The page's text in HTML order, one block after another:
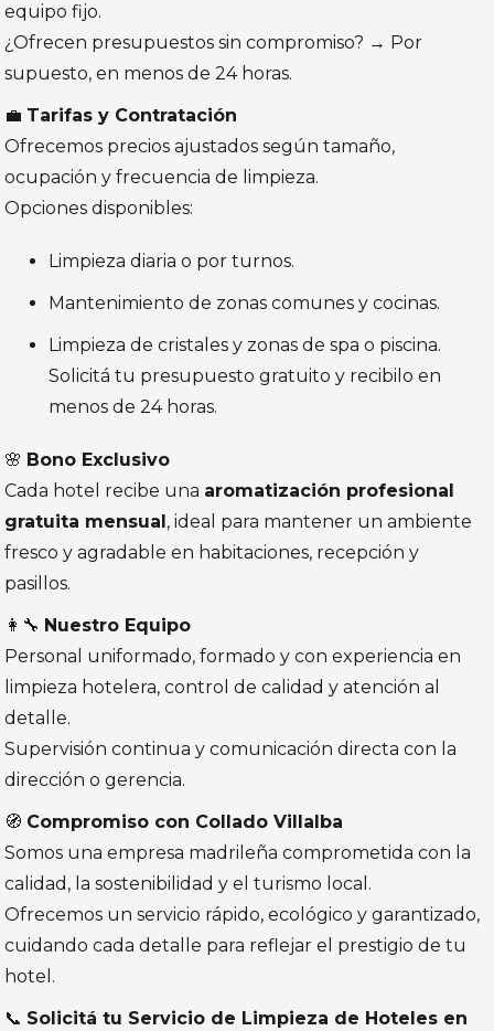
equipo fijo.
¿Ofrecen presupuestos sin compromiso? → Por
supuesto, en menos de 24 horas.
💼 Tarifas y Contratación
Ofrecemos precios ajustados según tamaño,
ocupación y frecuencia de limpieza.
Opciones disponibles:
Limpieza diaria o por turnos.
Mantenimiento de zonas comunes y cocinas.
Limpieza de cristales y zonas de spa o piscina.
Solicitá tu presupuesto gratuito y recibilo en
menos de 24 horas.
🌸 Bono Exclusivo
Cada hotel recibe una aromatización profesional
gratuita mensual , ideal para mantener un ambiente
fresco y agradable en habitaciones, recepción y
pasillos.
👩‍🔧 Nuestro Equipo
Personal uniformado, formado y con experiencia en
limpieza hotelera, control de calidad y atención al
detalle.
Supervisión continua y comunicación directa con la
dirección o gerencia.
🧭 Compromiso con Collado Villalba
Somos una empresa madrileña comprometida con la
calidad, la sostenibilidad y el turismo local.
Ofrecemos un servicio rápido, ecológico y garantizado,
cuidando cada detalle para reflejar el prestigio de tu
hotel.
📞 Solicitá tu Servicio de Limpieza de Hoteles en